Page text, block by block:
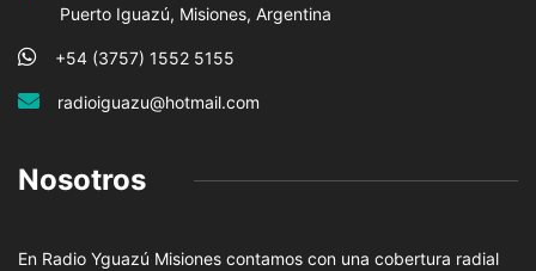
Puerto Iguazú, Misiones, Argentina
+54 (3757) 1552 5155
radioiguazu@hotmail.com
Nosotros
En Radio Yguazú Misiones contamos con una cobertura radial